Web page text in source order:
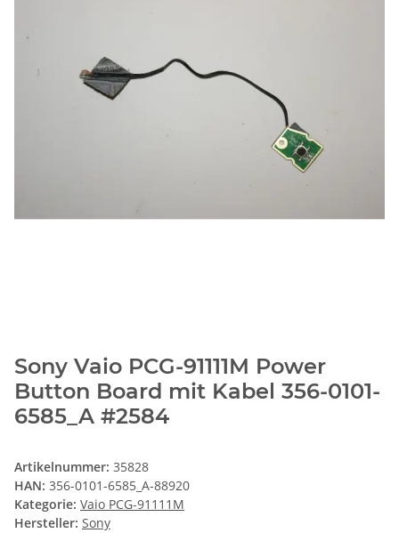
Sony Vaio PCG-91111M Power
Button Board mit Kabel 356-0101-
6585_A #2584
Artikelnummer: 35828
HAN: 356-0101-6585_A-88920
Kategorie: Vaio PCG-91111M
Hersteller: Sony